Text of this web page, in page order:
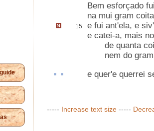
Bem esforçado
na mui gram
15 e fui ant'ela, e
e catei-a, mais
de quanta
nem do gram
e quer'e querrei
----- Increase text size -----